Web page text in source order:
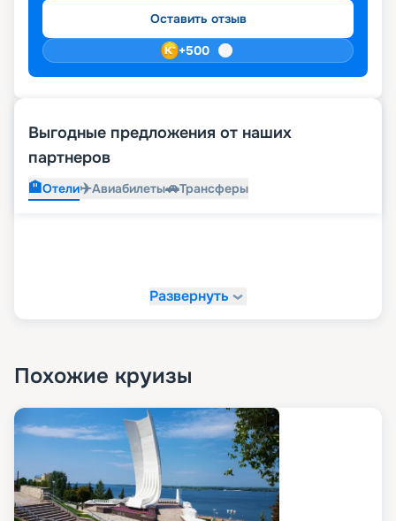
Оставить отзыв
+500
Выгодные предложения от наших
партнеров
🏨Отели✈️Авиабилеты🚗Трансферы
Развернуть
Похожие круизы